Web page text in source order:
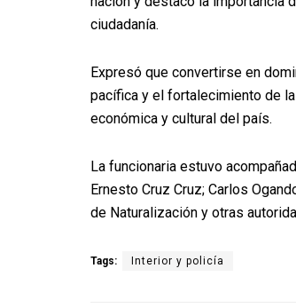
ciudadanía.
Expresó que convertirse en
pacífica y el fortalecimiento de
económica y cultural del país.
La funcionaria estuvo
Ernesto Cruz Cruz; Carlos
de Naturalización y otras
Tags: Interior y policía